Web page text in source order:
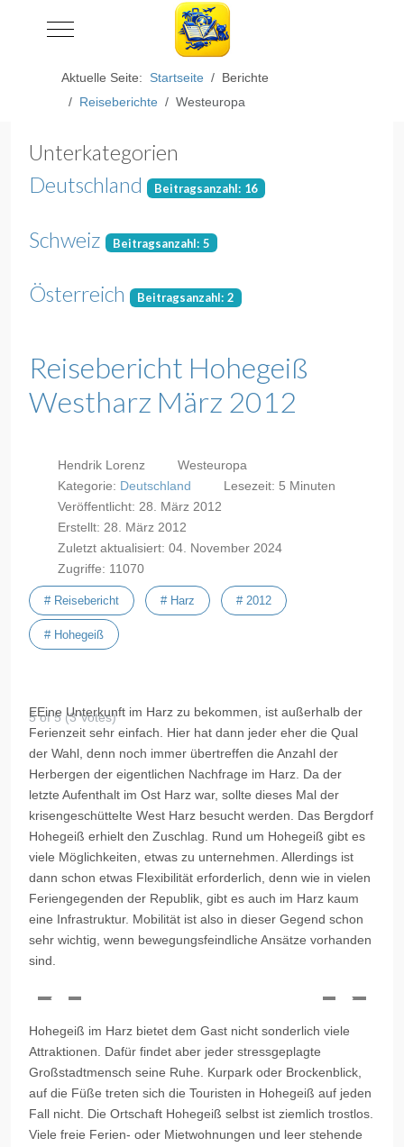
Mobile Menu Toggle
Aktuelle Seite: Startseite
Berichte
Reiseberichte
Westeuropa
Unterkategorien
Deutschland
Beitragsanzahl: 16
Schweiz Beitragsanzahl: 5
Österreich Beitragsanzahl: 2
Reisebericht Hohegeiß
Westharz März 2012
Hendrik Lorenz
Westeuropa
Kategorie: Deutschland
Lesezeit: 5 Minuten
Veröffentlicht: 28. März 2012
Erstellt: 28. März 2012
Zuletzt aktualisiert: 04. November 2024
Zugriffe: 11070
# Reisebericht # Harz # 2012
# Hohegeiß
5 of 5 (3 Votes)
EEine Unterkunft im Harz zu bekommen, ist außerhalb der
Ferienzeit sehr einfach. Hier hat dann jeder eher die Qual
der Wahl, denn noch immer übertreffen die Anzahl der
Herbergen der eigentlichen Nachfrage im Harz. Da der
letzte Aufenthalt im Ost Harz war, sollte dieses Mal der
krisengeschüttelte West Harz besucht werden. Das Bergdorf
Hohegeiß erhielt den Zuschlag. Rund um Hohegeiß gibt es
viele Möglichkeiten, etwas zu unternehmen. Allerdings ist
dann schon etwas Flexibilität erforderlich, denn wie in vielen
Feriengegenden der Republik, gibt es auch im Harz kaum
eine Infrastruktur. Mobilität ist also in dieser Gegend schon
sehr wichtig, wenn bewegungsfeindliche Ansätze vorhanden
sind.
Hohegeiß im Harz bietet dem Gast nicht sonderlich viele
Attraktionen. Dafür findet aber jeder stressgeplagte
Großstadtmensch seine Ruhe. Kurpark oder Brockenblick
auf die Füße treten sich die Touristen in Hohegeiß auf jeden
Fall nicht. Die Ortschaft Hohegeiß selbst ist ziemlich trostlos.
Viele freie Ferien- oder Mietwohnungen und leer stehende